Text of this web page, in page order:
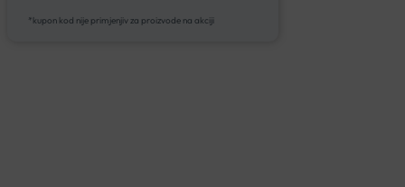
*kupon kod nije primjenjiv za proizvode na akciji